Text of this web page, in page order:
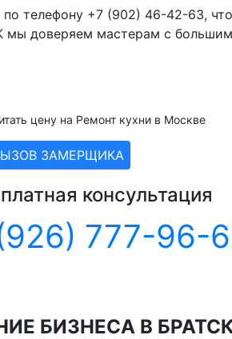
телефону +7 (902) 46-42-63,
мы доверяем мастерам с большим
цену на Ремонт кухни в Москве
ЗАМЕРЩИКА
консультация
777-96-
БИЗНЕСА В